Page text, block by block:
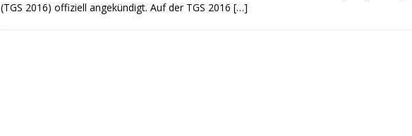
(TGS 2016) offiziell angekündigt. Auf der TGS 2016 […]